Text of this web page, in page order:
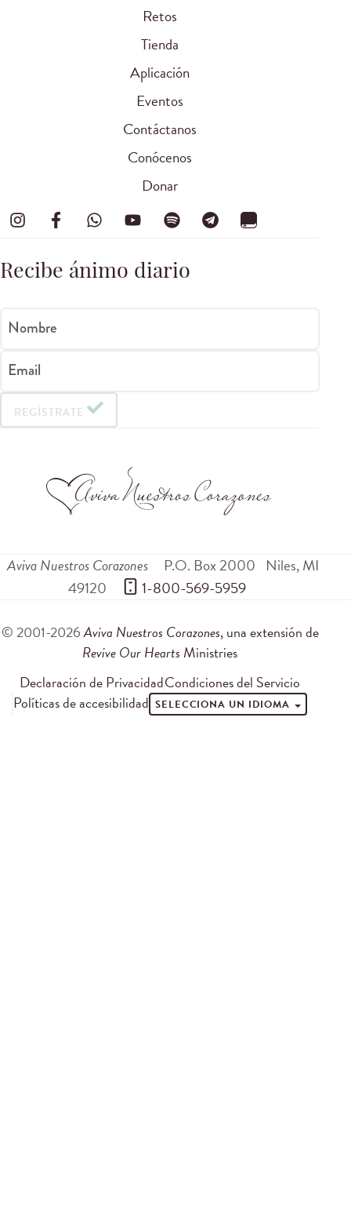
Retos
Tienda
Aplicación
Eventos
Contáctanos
Conócenos
Donar
Recibe ánimo diario
Nombre
Email
REGÍSTRATE
Aviva Nuestros Corazones P.O. Box 2000 Niles,MI
49120
1-800-569-5959
© 2001-2026Aviva Nuestros Corazones, una extensión de
Revive Our Hearts Ministries
Declaración de PrivacidadCondiciones del Servicio
Políticas de accesibilidad SELECCIONA UN IDIOMA